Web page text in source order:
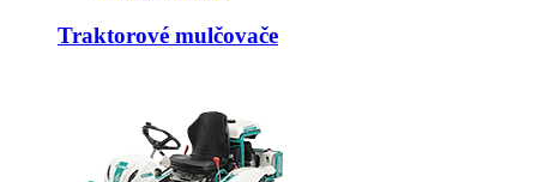
Traktorové mulčovače